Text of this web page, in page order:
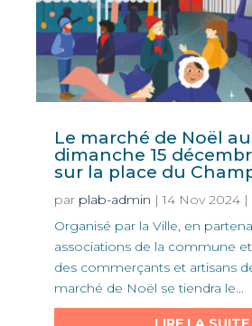
Le marché de Noël
dimanche 15
sur la place du
par plab-admin |14 Nov 2024|
Organisé par la Ville, en
associations de la commune et
des commerçants et artisans
marché de Noël se tiendra le...